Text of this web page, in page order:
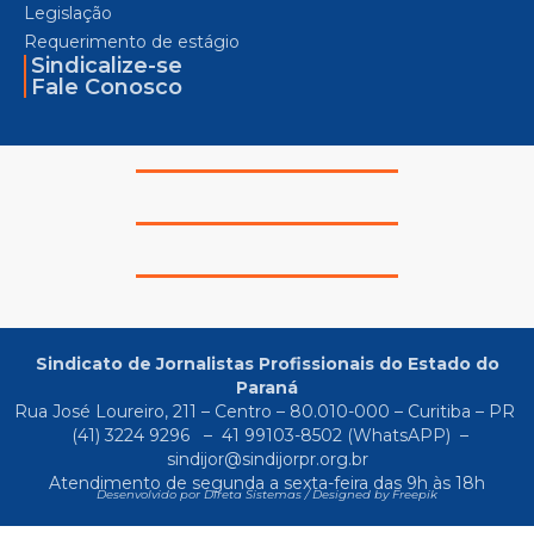
Legislação
Requerimento de estágio
Sindicalize-se
Fale Conosco
Sindicato de Jornalistas Profissionais do Estado do
Paraná
Rua José Loureiro, 211 – Centro – 80.010-000 – Curitiba – PR
(41) 3224 9296
– 41 99103-8502(WhatsAPP) –
sindijor@sindijorpr.org.br
Atendimento de segunda a sexta-feira das 9h às 18h
Desenvolvido por Direta Sistemas /Designed by Freepik